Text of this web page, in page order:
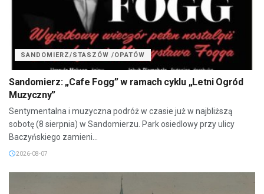
SANDOMIERZ/STASZÓW /OPATÓW
Sandomierz: „Cafe Fogg” w ramach cyklu „Letni Ogród
Muzyczny”
Sentymentalna i muzyczna podróż w czasie już w najbliższą
sobotę (8 sierpnia) w Sandomierzu. Park osiedlowy przy ulicy
Baczyńskiego zamieni...
2026-08-07